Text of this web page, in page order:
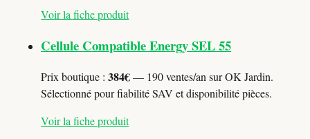
Voir la fiche produit
Cellule Compatible Energy SEL 55
Prix boutique :384€— 190 ventes/an sur OK Jardin.
Sélectionné pour fiabilité SAV et disponibilité pièces.
Voir la fiche produit